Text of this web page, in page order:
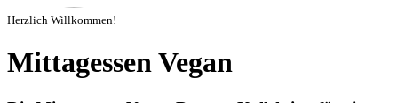
Herzlich Willkommen!
Mittagessen Vegan